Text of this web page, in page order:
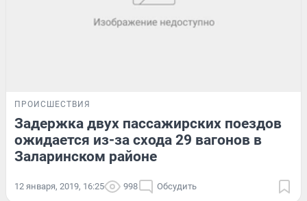
ПРОИСШЕСТВИЯ
Задержка двух пассажирских поездов
ожидается из-за схода 29 вагонов в
Заларинском районе
12 января, 2019, 16:25 998 Обсудить